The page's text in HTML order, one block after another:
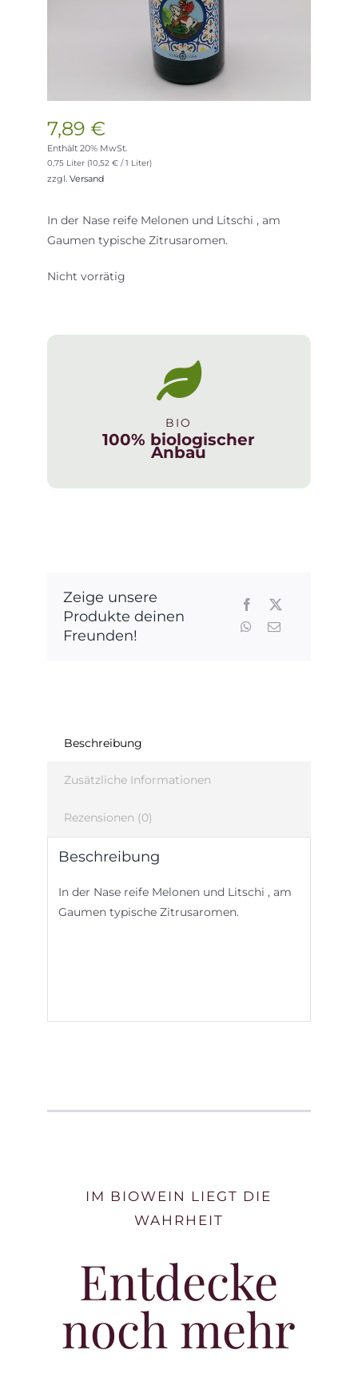
7,89€
Enthält 20% MwSt.
0,75 Liter (10,52€ / 1 Liter)
zzgl.Versand
In der Nase reife Melonen und Litschi , am
Gaumen typische Zitrusaromen.
Nicht vorrätig
BIO
100% biologischer
Anbau
Beschreibung
Zusätzliche Informationen
Rezensionen (0)
Beschreibung
In der Nase reife Melonen und Litschi , am
Gaumen typische Zitrusaromen.
Zeige unsere
Produkte deinen
Freunden!
IM BIOWEIN LIEGT DIE
WAHRHEIT
Entdecke
noch mehr